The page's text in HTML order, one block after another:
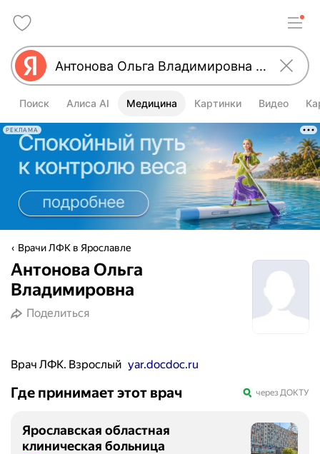
Поиск Алиса AI Медицина Картинки Видео
РЕКЛАМА
Врачи ЛФК в Ярославле
Антонова Ольга
Владимировна
Поделиться
Врач ЛФК. Взрослый yar.docdoc.ru
Где принимает этот врач через ДОКТУ
Ярославская областная
клиническая больница